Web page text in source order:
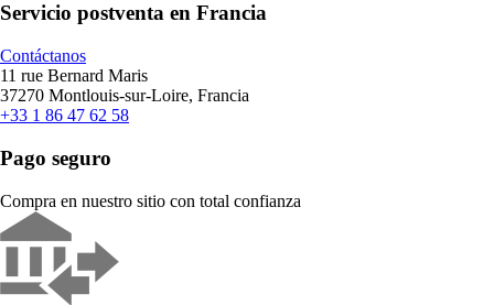
Servicio postventa en Francia
Contáctanos
11 rue Bernard Maris
37270 Montlouis-sur-Loire, Francia
+33 1 86 47 62 58
Pago seguro
Compra en nuestro sitio con total confianza